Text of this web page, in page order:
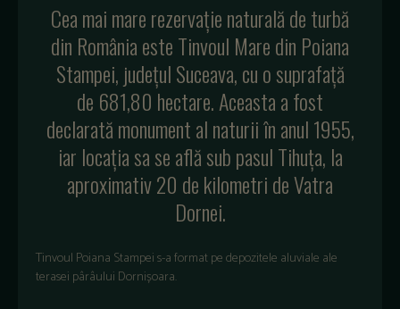
Cea mai mare rezervație naturală de turbă
din România este Tinvoul Mare din Poiana
Stampei, județul Suceava, cu o suprafață
de 681,80 hectare. Aceasta a fost
declarată monument al naturii în anul 1955,
iar locația sa se află sub pasul Tihuța, la
aproximativ 20 de kilometri de Vatra
Dornei.
Tinvoul Poiana Stampei s-a format pe depozitele aluviale ale
terasei pârâului Dornișoara.